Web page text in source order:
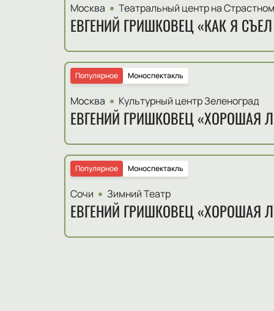
Москва Театральный центр на Страстном
ЕВГЕНИЙ ГРИШКОВЕЦ «КАК Я
Моноспектакль
Популярное
Москва Культурный центр Зеленоград
ЕВГЕНИЙ ГРИШКОВЕЦ «ХОРОШАЯ
Моноспектакль
Популярное
Сочи Зимний Театр
ЕВГЕНИЙ ГРИШКОВЕЦ «ХОРОШАЯ